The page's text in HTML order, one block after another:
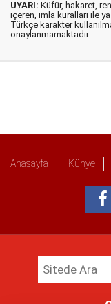
UYARI: Küfür, hakaret,
içeren, imla kuralları ile
Türkçe karakter
onaylanmamaktadır.
Anasayfa Künye